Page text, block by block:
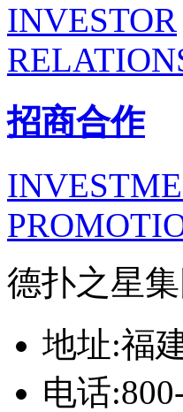
INVESTOR
招商合作
德扑之星
地址:福
电话